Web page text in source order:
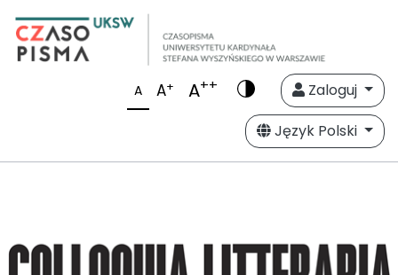
A A+ A++
Zaloguj
Język Polski